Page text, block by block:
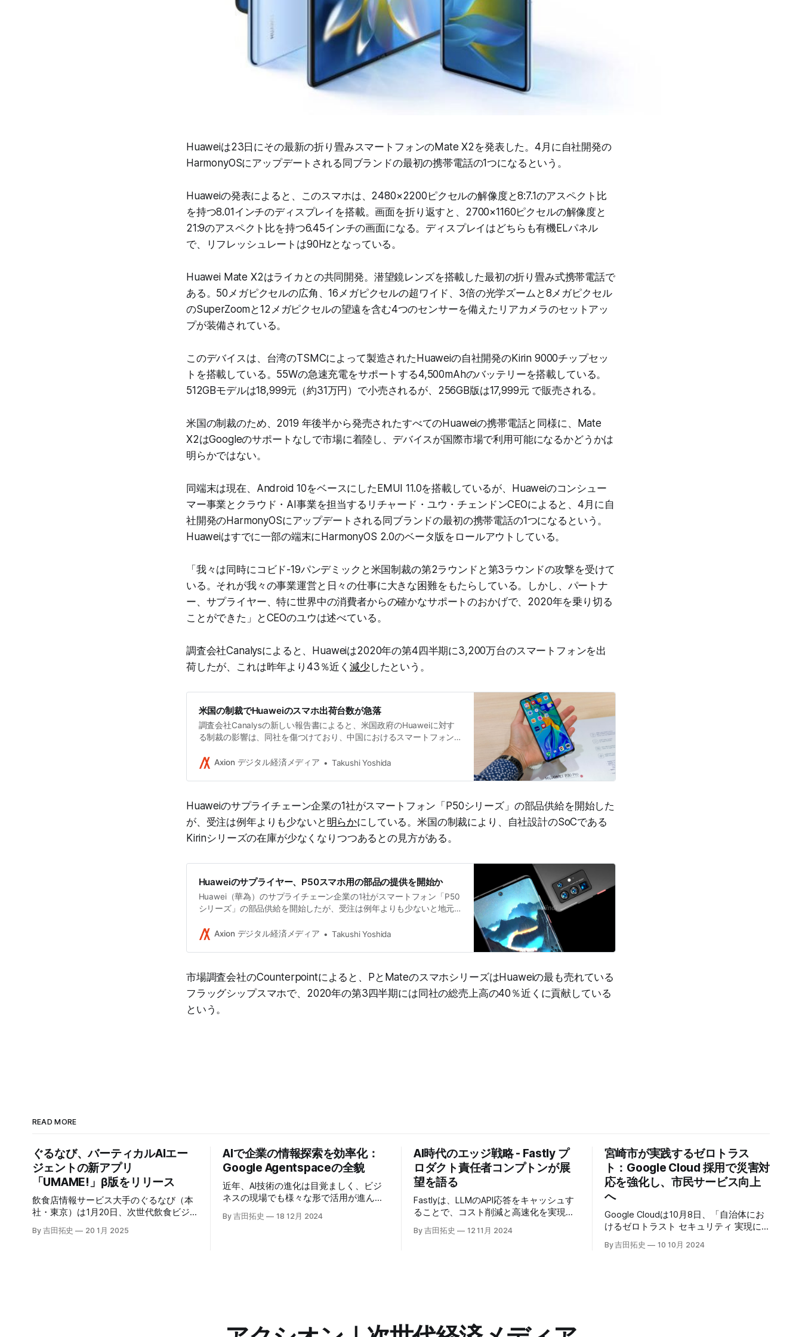
Huaweiは23日にその最新の折り畳みスマートフォンのMate X2を発表した。4月に自社開発の
HarmonyOSにアップデートされる同ブランドの最初の携帯電話の1つになるという。
Huaweiの発表によると、このスマホは、2480×2200ピクセルの解像度と8:7.1のアスペクト比
を持つ8.01インチのディスプレイを搭載。画面を折り返すと、2700×1160ピクセルの解像度と
21:9のアスペクト比を持つ6.45インチの画面になる。ディスプレイはどちらも有機ELパネル
で、リフレッシュレートは90Hzとなっている。
Huawei Mate X2はライカとの共同開発。潜望鏡レンズを搭載した最初の折り畳み式携帯電話で
ある。50メガピクセルの広角、16メガピクセルの超ワイド、3倍の光学ズームと8メガピクセル
のSuperZoomと12メガピクセルの望遠を含む4つのセンサーを備えたリアカメラのセットアッ
プが装備されている。
このデバイスは、台湾のTSMCによって製造されたHuaweiの自社開発のKirin 9000チップセッ
トを搭載している。55Wの急速充電をサポートする4,500mAhのバッテリーを搭載している。
512GBモデルは18,999元（約31万円）で小売されるが、256GB版は17,999元 で販売される。
米国の制裁のため、2019 年後半から発売されたすべてのHuaweiの携帯電話と同様に、Mate
X2はGoogleのサポートなしで市場に着陸し、デバイスが国際市場で利用可能になるかどうかは
明らかではない。
同端末は現在、Android 10をベースにしたEMUI 11.0を搭載しているが、Huaweiのコンシュー
マー事業とクラウド・AI事業を担当するリチャード・ユウ・チェンドンCEOによると、4月に自
社開発のHarmonyOSにアップデートされる同ブランドの最初の携帯電話の1つになるという。
Huaweiはすでに一部の端末にHarmonyOS 2.0のベータ版をロールアウトしている。
「我々は同時にコビド-19パンデミックと米国制裁の第2ラウンドと第3ラウンドの攻撃を受けて
いる。それが我々の事業運営と日々の仕事に大きな困難をもたらしている。しかし、パートナ
ー、サプライヤー、特に世界中の消費者からの確かなサポートのおかげで、2020年を乗り切る
ことができた」とCEOのユウは述べている。
調査会社Canalysによると、Huaweiは2020年の第4四半期に3,200万台のスマートフォンを出
荷したが、これは昨年より43％近く減少したという。
米国の制裁でHuaweiのスマホ出荷台数が急落
調査会社Canalysの新しい報告書によると、米国政府のHuaweiに対す
る制裁の影響は、同社を傷つけており、中国におけるスマートフォン
Appleを含む主要なライバルのための新たな機会を開いている。
Axion デジタル経済メディア Takushi Yoshida
Huaweiのサプライチェーン企業の1社がスマートフォン「P50シリーズ」の部品供給を開始した
が、受注は例年よりも少ないと 明らかにしている。米国の制裁により、自社設計のSoCである
Kirinシリーズの在庫が少なくなりつつあるとの見方がある。
Huaweiのサプライヤー、P50スマホ用の部品の提供を開始か
Huawei（華為）のサプライチェーン企業の1社がスマートフォン「P50
シリーズ」の部品供給を開始したが、受注は例年よりも少ないと地元
Axion デジタル経済メディア
Takushi Yoshida
市場調査会社のCounterpointによると、PとMateのスマホシリーズはHuaweiの最も売れている
フラッグシップスマホで、2020年の第3四半期には同社の総売上高の40％近くに貢献している
という。
READ MORE
ぐるなび、バーティカルAIエー
ジェントの新アプリ
「UMAME!」β版をリリース
飲食店情報サービス大手のぐるなび（本
社・東京）は1月20日、次世代飲食ビジ
ネスの基盤構築をめざす「ぐるなびNext
プロジェクト」の初成果として、新たな
By 吉田拓史 20 1月 2025
AIで企業の情報探索を効率化：
Google Agentspaceの全貌
近年、AI技術の進化は目覚ましく、ビジ
ネスの現場でも様々な形で活用が進んで
いる。そのような中、Google Cloudが新
たに発表したGoogle Agentspaceは、い
By 吉田拓史 18 12月 2024
AI時代のエッジ戦略 - Fastly プ
ロダクト責任者コンプトンが展
望を語る
Fastlyは、LLMのAPI応答をキャッシュす
ることで、コスト削減と高速化を実現す
る「Fastly AI Accelerator」の提供を開始
した。キップ・コンプトン最高プロダク
た。
By 吉田拓史 12 11月 2024
宮崎市が実践するゼロトラス
ト：Google Cloud 採用で災害対
応を強化し、市民サービス向上
へ
Google Cloudは10月8日、「自治体にお
けるゼロトラスト セキュリティ 実現に
向けて」と題した記者説明会を開催し、
自治体向けにゼロトラストセキュリティ
By 吉田拓史 10 10月 2024